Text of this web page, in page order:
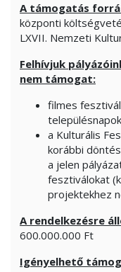
A támogatás
központi
LXVII. Nemzeti
Felhívjuk
nem támogat:
filmes
a Kulturális
korábbi
a jelen
fesztiválokat
projektekhez
A rendelkezésre
600.000.000 Ft
Igényelhető